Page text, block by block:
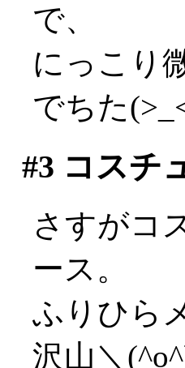
で、
にっこり
でちた
#3 コスチ
さすがコ
ース。
ふりひら
沢山＼